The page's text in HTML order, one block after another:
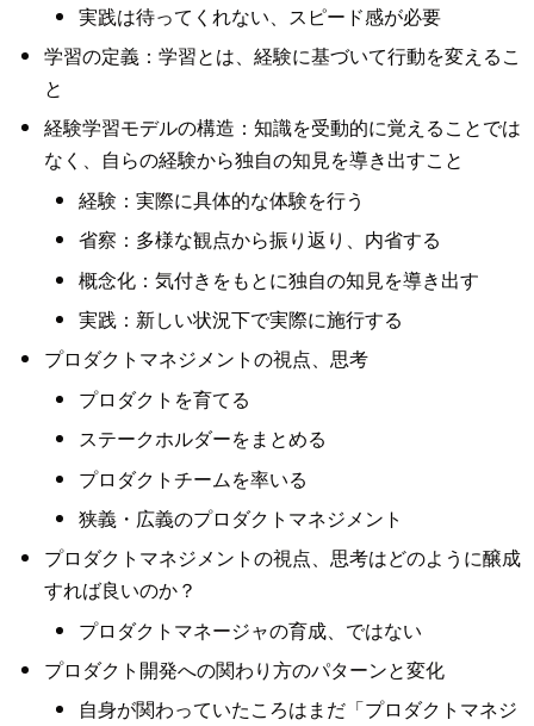
実践は待ってくれない、スピード感が必要
学習の定義：学習とは、経験に基づいて行動を変えるこ
と
経験学習モデルの構造：知識を受動的に覚えることでは
なく、自らの経験から独自の知見を導き出すこと
経験：実際に具体的な体験を行う
省察：多様な観点から振り返り、内省する
概念化：気付きをもとに独自の知見を導き出す
実践：新しい状況下で実際に施行する
プロダクトマネジメントの視点、思考
プロダクトを育てる
ステークホルダーをまとめる
プロダクトチームを率いる
狭義・広義のプロダクトマネジメント
プロダクトマネジメントの視点、思考はどのように醸成
すれば良いのか？
プロダクトマネージャの育成、ではない
プロダクト開発への関わり方のパターンと変化
自身が関わっていたころはまだ「プロダクトマネジ